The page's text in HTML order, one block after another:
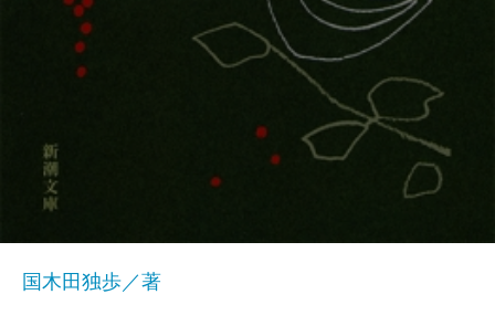
国木田独歩／著